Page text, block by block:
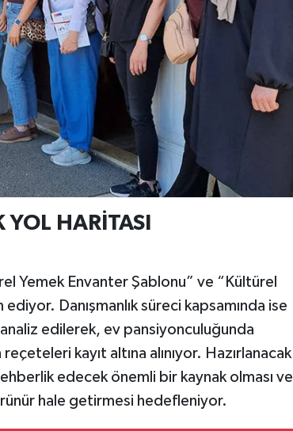
HARİTASI
Yemek Envanter Şablonu” ve “Kültürel
Danışmanlık süreci kapsamında ise
edilerek, ev pansiyonculuğunda
kayıt altına alınıyor. Hazırlanacak
edecek önemli bir kaynak olması ve
hale getirmesi hedefleniyor.